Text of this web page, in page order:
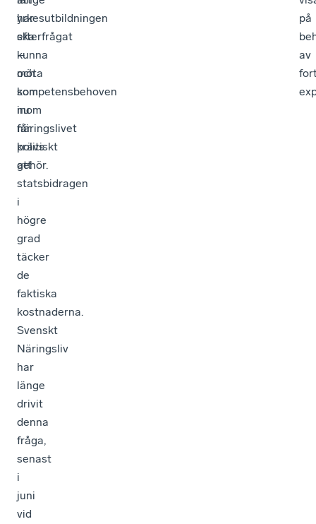
har
efterfrågat
–
och
som
nu
får
politiskt
gehör.
yrkesutbildningen
ska
kunna
möta
kompetensbehoven
inom
näringslivet
krävs
att
statsbidragen
i
högre
grad
täcker
de
faktiska
kostnaderna.
Svenskt
Näringsliv
har
länge
drivit
denna
fråga,
senast
i
juni
vid
på
av